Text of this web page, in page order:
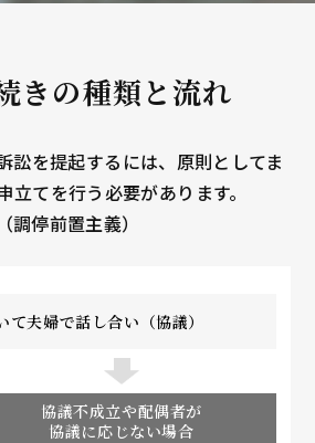
きの種類と流れ
訟を提起するには、原則としてま
立てを行う必要があります。
（調停前置主義）
て夫婦で話し合い（協議）
協議不成立や配偶者が
協議に応じない場合